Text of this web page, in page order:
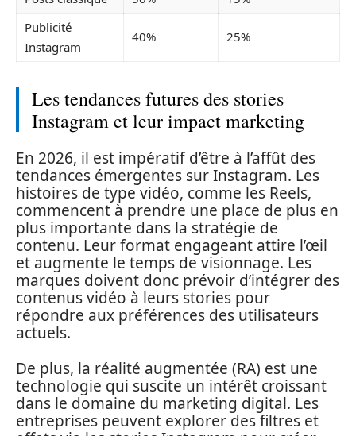
Publicité
Instagram
40% 25%
Les tendances futures des stories
Instagram et leur impact marketing
En 2026, il est impératif d’être à l’affût des
tendances émergentes sur Instagram. Les
histoires de type vidéo, comme les Reels,
commencent à prendre une place de plus en
plus importante dans la stratégie de
contenu. Leur format engageant attire l’œil
et augmente le temps de visionnage. Les
marques doivent donc prévoir d’intégrer des
contenus vidéo à leurs stories pour
répondre aux préférences des utilisateurs
actuels.
De plus, la réalité augmentée (RA) est une
technologie qui suscite un intérêt croissant
dans le domaine du marketing digital. Les
entreprises peuvent explorer des filtres et